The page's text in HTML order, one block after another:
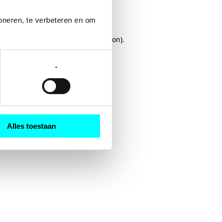
te verbeteren en om
-
Alles toestaan
for more information).